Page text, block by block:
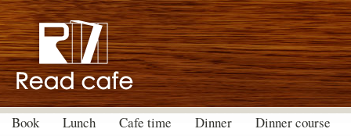
Book Lunch Cafe time Dinner Dinner course